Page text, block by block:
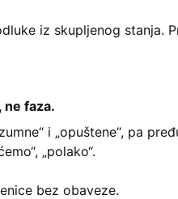
iz skupljenog stanja.
ne faza.
i „opuštene“, pa
„polako“.
bez obaveze.